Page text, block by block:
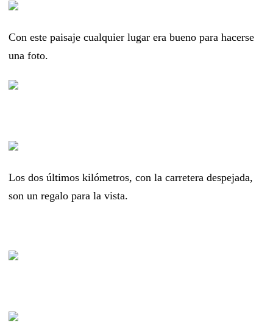
Con este paisaje cualquier lugar era bueno para hacerse
una foto.
Los dos últimos kilómetros, con la carretera despejada,
son un regalo para la vista.